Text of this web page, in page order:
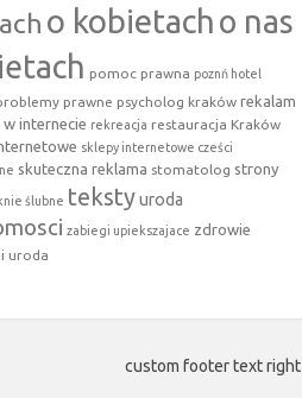
o kobietach o nas
pomoc prawna poznń hotel
prawne psycholog kraków rekalam
internecie rekreacja restauracja Kraków
sklepy internetowe cześci
skuteczna reklama stomatolog strony
ślubne teksty uroda
zabiegi upiekszajace zdrowie
uroda
custom footer text right